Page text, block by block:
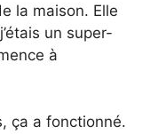
la maison. Elle
un super-
à
ça a fonctionné.